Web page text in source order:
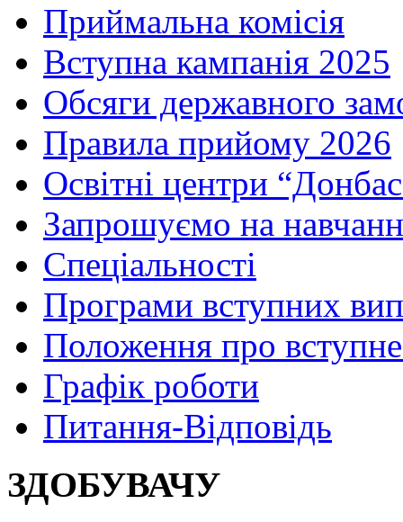
Приймальна комісія
Вступна кампанія 2025
Обсяги державного
Правила прийому 2026
Освітні центри
Запрошуємо на
Спеціальності
Програми вступних
Положення про
Графік роботи
Питання-Відповідь
ЗДОБУВАЧУ